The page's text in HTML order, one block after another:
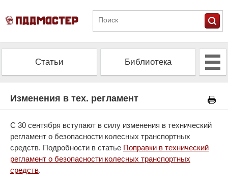
Статьи Библиотека
Проверить штрафы Калькулятор ОСАГО
Изменения в тех. регламент
С 30 сентября вступают в силу изменения в технический
регламент о безопасности колесных транспортных
средств. Подробности в статье Поправки в технический
регламент о безопасности колесных транспортных
средств.